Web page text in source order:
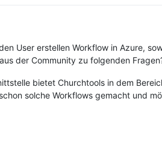
User erstellen Workflow in Azure,
der Community zu folgenden
bietet Churchtools in dem
solche Workflows gemacht und